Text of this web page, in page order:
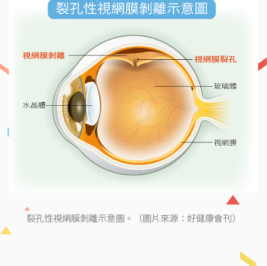
裂孔性視網膜剝離示意圖。（圖片來源：好健康會刊）